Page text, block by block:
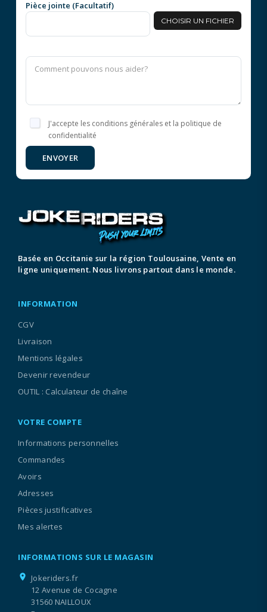
Pièce jointe (Facultatif)
CHOISIR UN FICHIER
J'accepte les conditions générales et la politique de
confidentialité
ENVOYER
Basée en Occitanie sur la région Toulousaine, Vente en
ligne uniquement. Nous livrons partout dans le monde.
INFORMATION
CGV
Livraison
Mentions légales
Devenir revendeur
OUTIL : Calculateur de chaîne
VOTRE COMPTE
Informations personnelles
Commandes
Avoirs
Adresses
Pièces justificatives
Mes alertes
INFORMATIONS SUR LE MAGASIN
location_on
Jokeriders.fr
12 Avenue de Cocagne
31560 NAILLOUX